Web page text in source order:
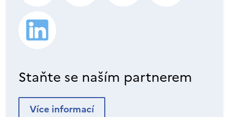
Staňte se naším partnerem
Více informací